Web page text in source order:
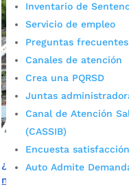
Inventario de
Servicio de empleo
Preguntas frecuentes
Canales de atención
Crea una PQRSD
Juntas
Canal de Atención
(CASSIB)
Encuesta
Auto Admite
¿Qué opinaron los
megaobras?